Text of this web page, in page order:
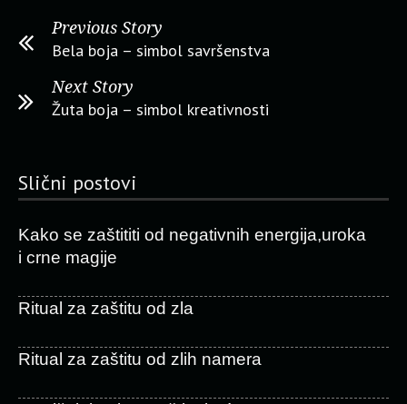
Previous Story
Bela boja – simbol savršenstva
Next Story
Žuta boja – simbol kreativnosti
Slični postovi
Kako se zaštititi od negativnih energija,uroka
i crne magije
Ritual za zaštitu od zla
Ritual za zaštitu od zlih namera